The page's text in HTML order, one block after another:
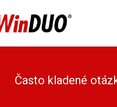
Často kladené